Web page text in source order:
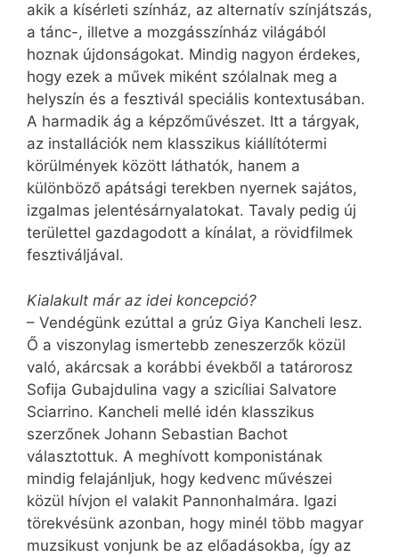
akik a kísérleti színház, az alternatív színjátszás,
a tánc-, illetve a mozgásszínház világából
hoznak újdonságokat. Mindig nagyon érdekes,
hogy ezek a művek miként szólalnak meg a
helyszín és a fesztivál speciális kontextusában.
A harmadik ág a képzőművészet. Itt a tárgyak,
az installációk nem klasszikus kiállítótermi
körülmények között láthatók, hanem a
különböző apátsági terekben nyernek sajátos,
izgalmas jelentésárnyalatokat. Tavaly pedig új
területtel gazdagodott a kínálat, a rövidfilmek
fesztiváljával.
Kialakult már az idei koncepció?
– Vendégünk ezúttal a grúz Giya Kancheli lesz.
Ő a viszonylag ismertebb zeneszerzők közül
való, akárcsak a korábbi évekből a tatárorosz
Sofija Gubajdulina vagy a szicíliai Salvatore
Sciarrino. Kancheli mellé idén klasszikus
szerzőnek Johann Sebastian Bachot
választottuk. A meghívott komponistának
mindig felajánljuk, hogy kedvenc művészei
közül hívjon el valakit Pannonhalmára. Igazi
törekvésünk azonban, hogy minél több magyar
muzsikust vonjunk be az előadásokba, így az